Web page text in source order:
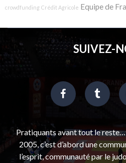
crowdfunding Crédit Agricole Equipe de
SUIVEZ-
Pratiquants avant tout le
2005, c’est d’abord une
l’esprit, communauté par le